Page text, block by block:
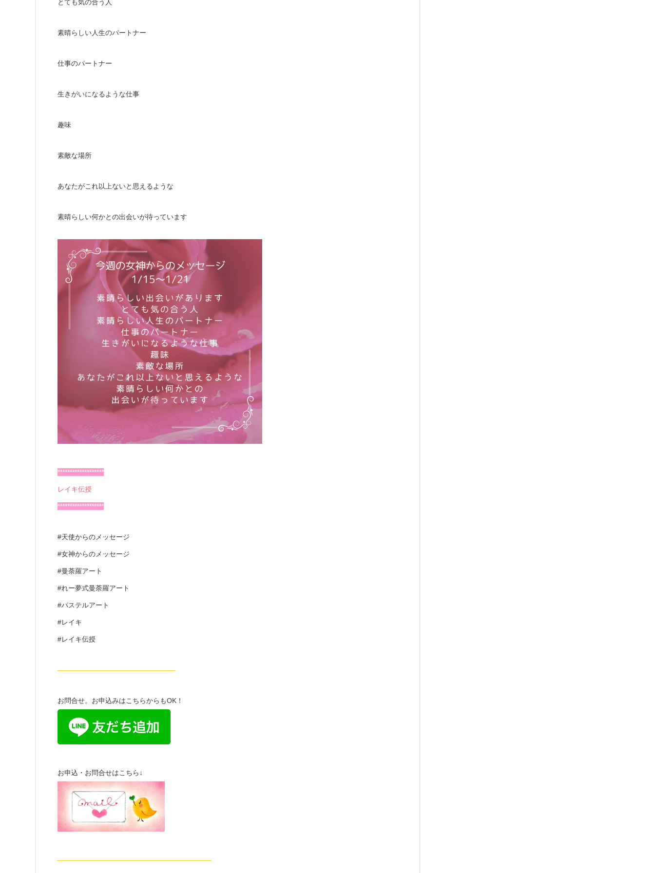
とても気の合う人
素晴らしい人生のパートナー
仕事のパートナー
生きがいになるような仕事
趣味
素敵な場所
あなたがこれ以上ないと思えるような
素晴らしい何かとの出会いが待っています
*******************
レイキ伝授
*******************
#天使からのメッセージ
#女神からのメッセージ
#曼荼羅アート
#れー夢式曼荼羅アート
#パステルアート
#レイキ
#レイキ伝授
—————————————————-
お問合せ。お申込みはこちらからもOK！
お申込・お問合せはこちら↓
——————————————————————–